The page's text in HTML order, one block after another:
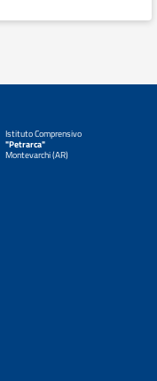
Istituto Comprensivo
"Petrarca"
Montevarchi (AR)